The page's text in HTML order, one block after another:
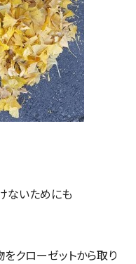
ないためにも
クローゼットから取り